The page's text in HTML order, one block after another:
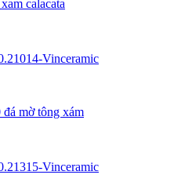
calacata
mờ tông xám